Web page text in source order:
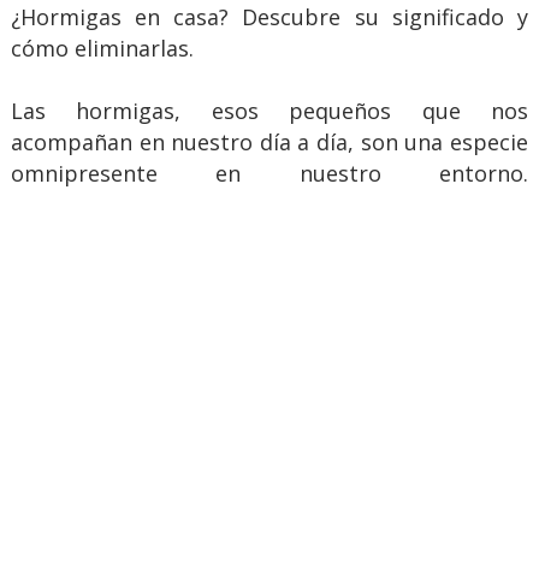
¿Hormigas en casa? Descubre su significado y
cómo eliminarlas.
Las hormigas, esos pequeños que nos
acompañan en nuestro día a día, son una especie
omnipresente en nuestro entorno.